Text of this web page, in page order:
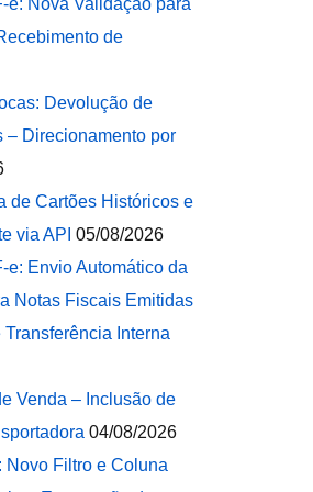
e: Nova Validação para
de
Devolução de
– Direcionamento por
de Cartões Históricos e
via API 05/08/2026
e: Envio Automático da
Notas Fiscais Emitidas
Interna
Venda – Inclusão de
04/08/2026
Novo Filtro e Coluna